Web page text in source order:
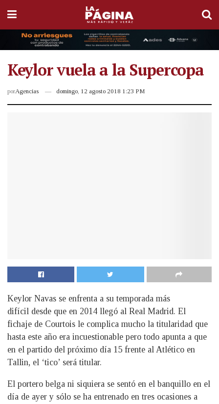
Keylor vuela a la Supercopa
porAgencias domingo, 12 agosto 2018 1:23 PM
Keylor Navas se enfrenta a su temporada más
difícil desde que en 2014 llegó al Real Madrid. El
fichaje de Courtois le complica mucho la titularidad que
hasta este año era incuestionable pero todo apunta a que
en el partido del próximo día 15 frente al Atlético en
Tallin, el ‘tico’ será titular.
El portero belga ni siquiera se sentó en el banquillo en el
día de ayer y sólo se ha entrenado en tres ocasiones a